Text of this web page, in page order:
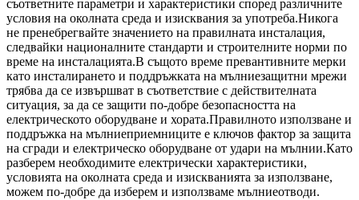
съответните параметри и характеристики според различните
условия на околната среда и изисквания за употреба.Никога
не пренебрегвайте значението на правилната инсталация,
следвайки националните стандарти и строителните норми по
време на инсталацията.В същото време превантивните мерки
като инсталирането и поддръжката на мълниезащитни мрежи
трябва да се извършват в съответствие с действителната
ситуация, за да се защити по-добре безопасността на
електрическото оборудване и хората.Правилното използване и
поддръжка на мълниеприемниците е ключов фактор за защита
на сгради и електрическо оборудване от удари на мълнии.Като
разберем необходимите електрически характеристики,
условията на околната среда и изискванията за използване,
можем по-добре да изберем и използваме мълниеотводи.